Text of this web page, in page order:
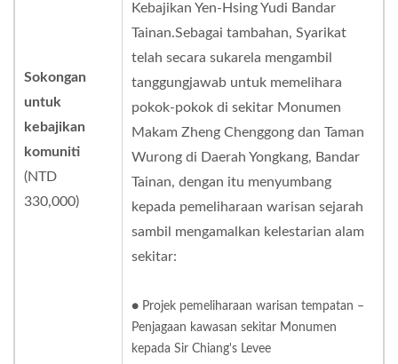
Sokongan
untuk
kebajikan
komuniti
(NTD
330,000)
Kebajikan Yen-Hsing Yudi Bandar
Tainan.Sebagai tambahan, Syarikat
telah secara sukarela mengambil
tanggungjawab untuk memelihara
pokok-pokok di sekitar Monumen
Makam Zheng Chenggong dan Taman
Wurong di Daerah Yongkang, Bandar
Tainan, dengan itu menyumbang
kepada pemeliharaan warisan sejarah
sambil mengamalkan kelestarian alam
sekitar:
● Projek pemeliharaan warisan tempatan –
Penjagaan kawasan sekitar Monumen
kepada Sir Chiang's Levee